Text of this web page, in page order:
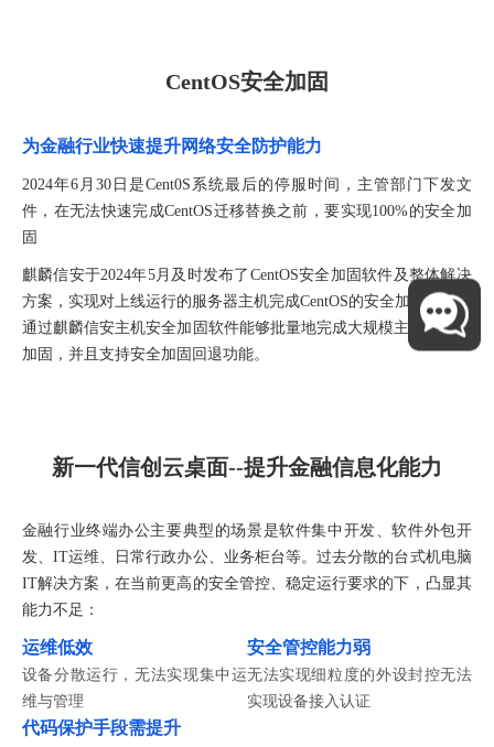
CentOS安全加固
为金融行业快速提升网络安全防护能力
2024年6月30日是Cent0S系统最后的停服时间，主管部门下发文
件，在无法快速完成CentOS迁移替换之前，要实现100%的安全加
固
麒麟信安于2024年5月及时发布了CentOS安全加固软件及整体解决
方案，实现对上线运行的服务器主机完成CentOS的安全加固。并且
通过麒麟信安主机安全加固软件能够批量地完成大规模主机的安全
加固，并且支持安全加固回退功能。
新一代信创云桌面--提升金融信息化能力
金融行业终端办公主要典型的场景是软件集中开发、软件外包开
发、IT运维、日常行政办公、业务柜台等。过去分散的台式机电脑
IT解决方案，在当前更高的安全管控、稳定运行要求的下，凸显其
能力不足：
运维低效
设备分散运行，无法实现集中运
维与管理
安全管控能力弱
无法实现细粒度的外设封控无法
实现设备接入认证
代码保护手段需提升